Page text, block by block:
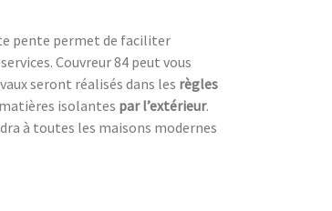
pente permet de faciliter
Couvreur 84 peut vous
seront réalisés dans les règles
isolantes par l’extérieur.
à toutes les maisons modernes